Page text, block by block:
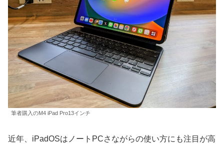
筆者購入のM4 iPad Pro13インチ
近年、iPadOSはノートPCさながらの使い方にも注目が高